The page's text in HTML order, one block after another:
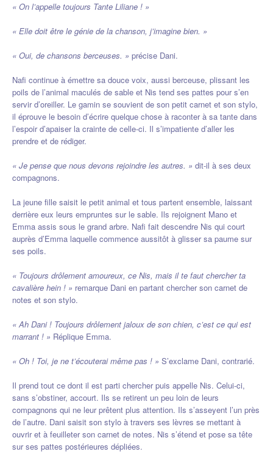
« On l’appelle toujours Tante Liliane ! »
« Elle doit être le génie de la chanson, j’imagine bien. »
« Oui, de chansons berceuses. » précise Dani.
Nafi continue à émettre sa douce voix, aussi berceuse, plissant les
poils de l’animal maculés de sable et Nis tend ses pattes pour s’en
servir d’oreiller. Le gamin se souvient de son petit carnet et son stylo,
il éprouve le besoin d’écrire quelque chose à raconter à sa tante dans
l’espoir d’apaiser la crainte de celle-ci. Il s’impatiente d’aller les
prendre et de rédiger.
« Je pense que nous devons rejoindre les autres. » dit-il à ses deux
compagnons.
La jeune fille saisit le petit animal et tous partent ensemble, laissant
derrière eux leurs empruntes sur le sable. Ils rejoignent Mano et
Emma assis sous le grand arbre. Nafi fait descendre Nis qui court
auprès d’Emma laquelle commence aussitôt à glisser sa paume sur
ses poils.
« Toujours drôlement amoureux, ce Nis, mais il te faut chercher ta
cavalière hein ! » remarque Dani en partant chercher son carnet de
notes et son stylo.
« Ah Dani ! Toujours drôlement jaloux de son chien, c’est ce qui est
marrant ! » Réplique Emma.
« Oh ! Toi, je ne t’écouterai même pas ! » S’exclame Dani, contrarié.
Il prend tout ce dont il est parti chercher puis appelle Nis. Celui-ci,
sans s’obstiner, accourt. Ils se retirent un peu loin de leurs
compagnons qui ne leur prêtent plus attention. Ils s’asseyent l’un près
de l’autre. Dani saisit son stylo à travers ses lèvres se mettant à
ouvrir et à feuilleter son carnet de notes. Nis s’étend et pose sa tête
sur ses pattes postérieures dépliées.